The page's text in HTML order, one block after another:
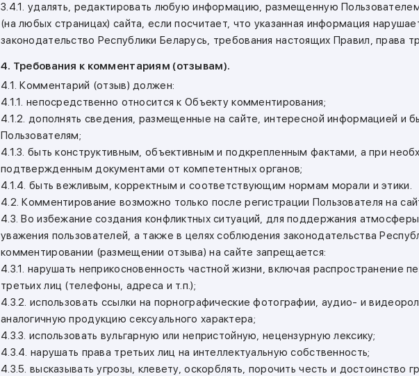
3.4.1. удалять, редактировать любую информацию, размещенную
(на любых страницах) сайта, если посчитает, что указанная информация
законодательство Республики Беларусь, требования настоящих Правил, права
4. Требования к комментариям (отзывам).
4.1. Комментарий (отзыв) должен:
4.1.1. непосредственно относится к Объекту комментирования;
4.1.2. дополнять сведения, размещенные на сайте, интересной информацией и
Пользователям;
4.1.3. быть конструктивным, объективным и подкрепленным фактами, а при
подтвержденным документами от компетентных органов;
4.1.4. быть вежливым, корректным и соответствующим нормам морали и этики.
4.2. Комментирование возможно только после регистрации Пользователя на
4.3. Во избежание создания конфликтных ситуаций, для поддержания
уважения пользователей, а также в целях соблюдения законодательства
комментировании (размещении отзыва) на сайте запрещается:
4.3.1. нарушать неприкосновенность частной жизни, включая распространение
третьих лиц (телефоны, адреса и т.п.);
4.3.2. использовать ссылки на порнографические фотографии, аудио- и
аналогичную продукцию сексуального характера;
4.3.3. использовать вульгарную или непристойную, нецензурную лексику;
4.3.4. нарушать права третьих лиц на интеллектуальную собственность;
4.3.5. высказывать угрозы, клевету, оскорблять, порочить честь и достоинство